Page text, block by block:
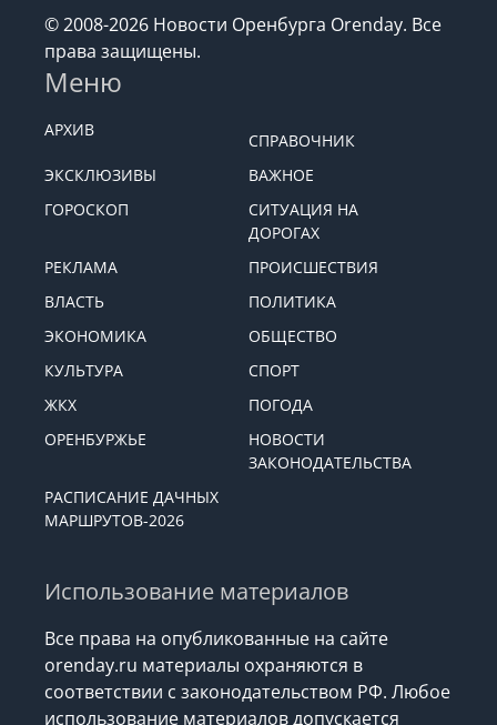
© 2008-2026 Новости Оренбурга Orenday. Все
права защищены.
Меню
АРХИВ
СПРАВОЧНИК
ЭКСКЛЮЗИВЫ
ВАЖНОЕ
ГОРОСКОП
СИТУАЦИЯ НА
ДОРОГАХ
РЕКЛАМА
ПРОИСШЕСТВИЯ
ВЛАСТЬ
ПОЛИТИКА
ЭКОНОМИКА
ОБЩЕСТВО
КУЛЬТУРА
СПОРТ
ЖКХ
ПОГОДА
ОРЕНБУРЖЬЕ
НОВОСТИ
ЗАКОНОДАТЕЛЬСТВА
РАСПИСАНИЕ ДАЧНЫХ
МАРШРУТОВ-2026
Использование материалов
Все права на опубликованные на сайте
orenday.ru материалы охраняются в
соответствии с законодательством РФ. Любое
использование материалов допускается